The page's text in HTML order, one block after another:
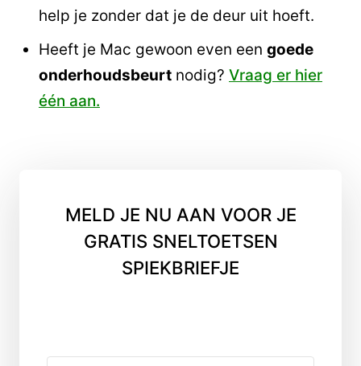
help je zonder dat je de deur uit hoeft.
Heeft je Mac gewoon even een goede
onderhoudsbeurt nodig? Vraag er hier
één aan.
MELD JE NU AAN VOOR JE
GRATIS SNELTOETSEN
SPIEKBRIEFJE